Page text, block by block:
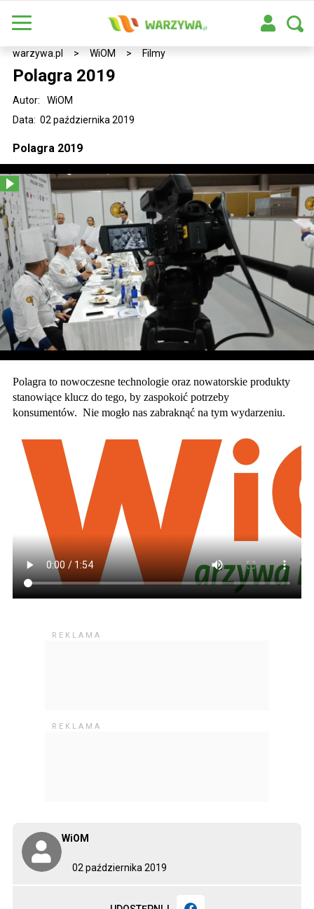
warzywa.pl > WiOM > Filmy
Polagra 2019
Data: 02 października 2019
Autor: WiOM
02 października 2019
WiOM
Polagra 2019
Polagra to nowoczesne technologie oraz nowatorskie produkty
stanowiące klucz do tego, by zaspokoić potrzeby
konsumentów. Nie mogło nas zabraknąć na tym wydarzeniu.